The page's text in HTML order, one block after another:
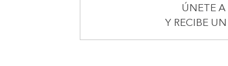
ÚNETE A
Y RECIBE